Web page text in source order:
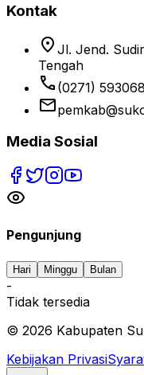
Kontak
location_on Jl. Jend.
Tengah
phone (0271) 593068
email
Media Sosial
Pengunjung
Hari Minggu Bulan
-
Tidak tersedia
© 2026 Kabupaten
Kebijakan Privasi